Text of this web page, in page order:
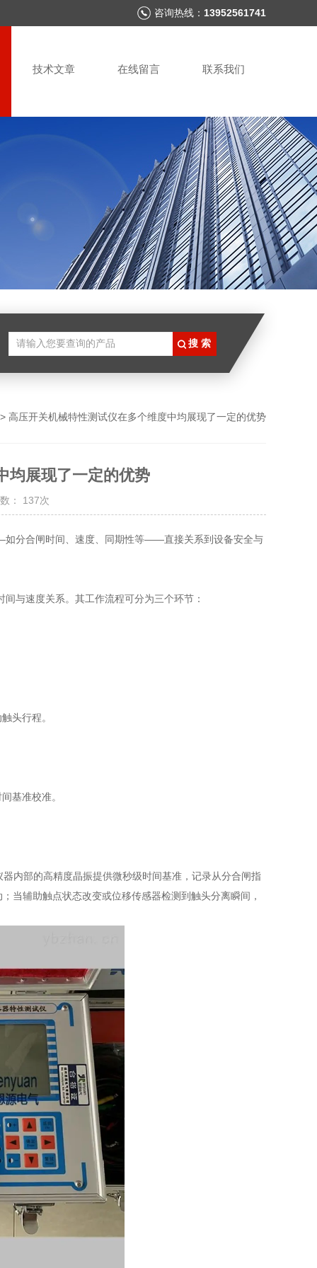
咨询热线： 13952561741
技术文章 在线留言 联系我们
高压开关机械特性测试仪在多个维度中均展现了一定的优势
均展现了一定的优势
： 137次
分合闸时间、速度、同期性等——直接关系到设备安全与
与速度关系。其工作流程可分为三个环节：
头行程。
基准校准。
部的高精度晶振提供微秒级时间基准，记录从分合闸指
当辅助触点状态改变或位移传感器检测到触头分离瞬间，